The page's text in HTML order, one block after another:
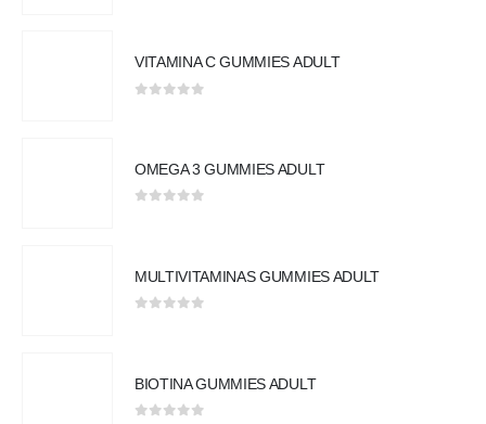
VITAMINA C GUMMIES ADULT
OMEGA 3 GUMMIES ADULT
MULTIVITAMINAS GUMMIES ADULT
BIOTINA GUMMIES ADULT